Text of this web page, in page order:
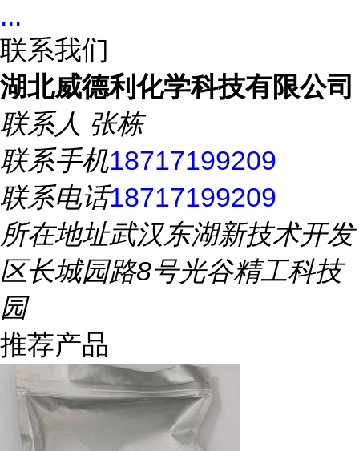
...
联系我们
湖北威德利化学科技有限公司
联系人 张栋
联系手机18717199209
联系电话18717199209
所在地址武汉东湖新技术开发
区长城园路8号光谷精工科技
园
推荐产品